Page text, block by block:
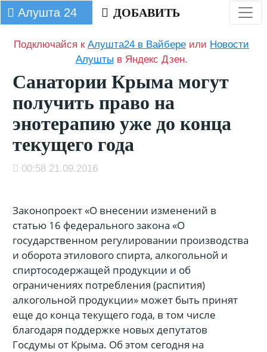
Алушта 24 ДОБАВИТЬ
Подключайся кАлушта24 в Вайбере или Новости
Алушты в Яндекс Дзен.
Санатории Крыма могут
получить право на
энотерапию уже до конца
текущего года
00:58 21.09.2016
Законопроект «О внесении изменений в
статью 16 федерального закона «О
государственном регулировании производства
и оборота этилового спирта, алкогольной и
спиртосодержащей продукции и об
ограничениях потребления (распития)
алкогольной продукции» может быть принят
еще до конца текущего года, в том числе
благодаря поддержке новых депутатов
Госдумы от Крыма. Об этом сегодня на